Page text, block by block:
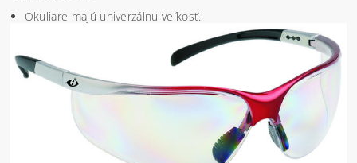
Okuliare majú univerzálnu veľkosť.